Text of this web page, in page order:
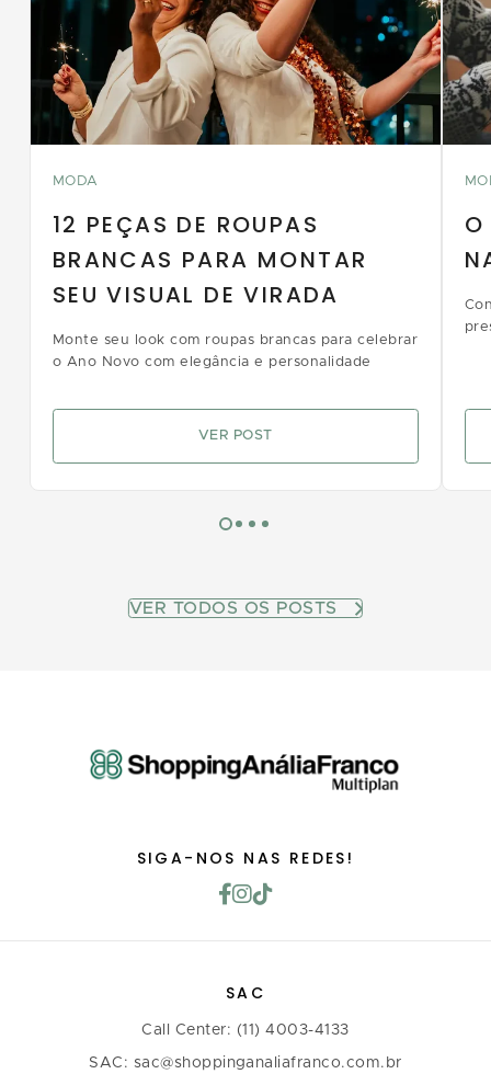
VER TODOS OS POSTS
MODA
12 PEÇAS DE ROUPAS
BRANCAS PARA MONTAR
SEU VISUAL DE VIRADA
Monte seu look com roupas brancas para celebrar
o Ano Novo com elegância e personalidade
VER POST
O
SIGA-NOS NAS REDES!
SAC
Call Center: (11) 4003-4133
SAC: sac@shoppinganaliafranco.com.br